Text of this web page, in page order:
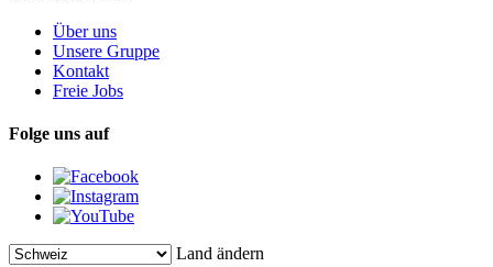
Über uns
Unsere Gruppe
Kontakt
Freie Jobs
Folge uns auf
Land ändern